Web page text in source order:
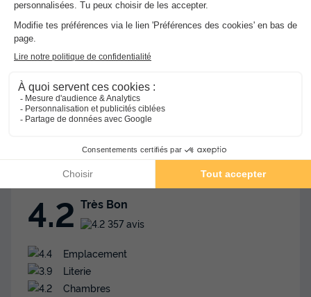
Avis sur Camping La Plage de Treguer
★★★
4.2 8.8/10
Avis TripAdvisor Avis clients
Avis Clients TripAdvisor
4.2 Très Bon
357 avis
Emplacement
Literie
Chambres